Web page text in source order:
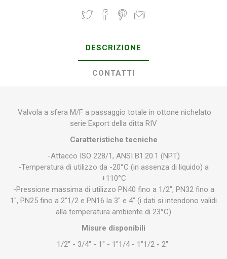
DESCRIZIONE
CONTATTI
Valvola a sfera M/F a passaggio totale in ottone nichelato
serie Export della ditta RIV
Caratteristiche tecniche
-Attacco ISO 228/1, ANSI B1.20.1 (NPT)
-Temperatura di utilizzo da -20°C (in assenza di liquido) a
+110°C
-Pressione massima di utilizzo PN40 fino a 1/2", PN32 fino a
1", PN25 fino a 2"1/2 e PN16 la 3" e 4" (i dati si intendono validi
alla temperatura ambiente di 23°C)
Misure disponibili
1/2" - 3/4" - 1" - 1"1/4 - 1"1/2 - 2"